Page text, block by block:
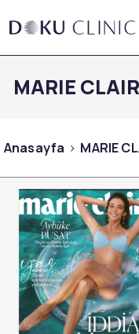
MARIE
Anasayfa MARIE